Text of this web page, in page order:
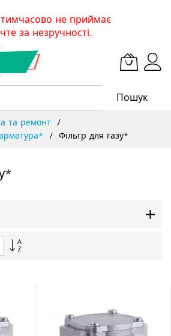
тимчасово не приймає
за незручності.
Пошук
та ремонт
Фільтр для газу*
Сортувати